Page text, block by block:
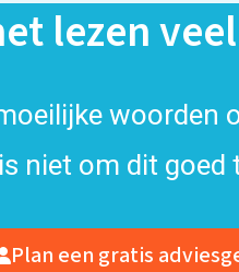
lezen
niet om dit goed
Plan een gratis